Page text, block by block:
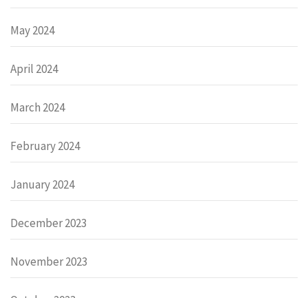
May 2024
April 2024
March 2024
February 2024
January 2024
December 2023
November 2023